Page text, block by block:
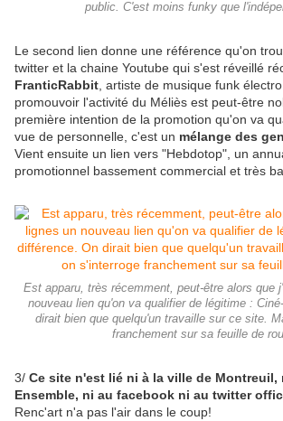
public. C'est moins funky que
Le second lien donne une référence qu'on
twitter et la chaine Youtube qui s'est réveillé
FranticRabbit , artiste de musique funk
promouvoir l'activité du Méliès est peut-être
première intention de la promotion qu'on va
vue de personnelle, c'est un mélange des
Vient ensuite un lien vers "Hebdotop", un
promotionnel bassement commercial et très
Est apparu, très récemment, peut-être alors que
nouveau lien qu'on va qualifier de légitime :
dirait bien que quelqu'un travaille sur ce site.
franchement sur sa feuille de
3/ Ce site n'est lié ni à la ville de Montreuil,
Ensemble, ni au facebook ni au twitter
Renc'art n'a pas l'air dans le coup!